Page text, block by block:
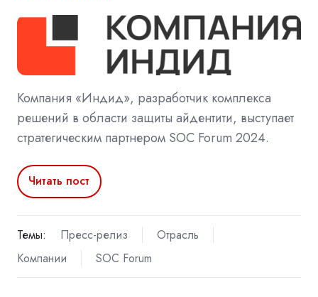
Компания «Индид», разработчик комплекса
решений в области защиты айдентити, выступает
стратегическим партнером SOC Forum 2024.
Читать пост
Темы: Пресс-релиз
Отрасль
Компании
SOC Forum